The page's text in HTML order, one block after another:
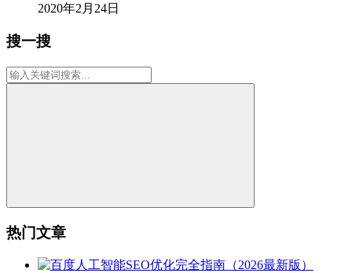
2020年2月24日
搜一搜
热门文章